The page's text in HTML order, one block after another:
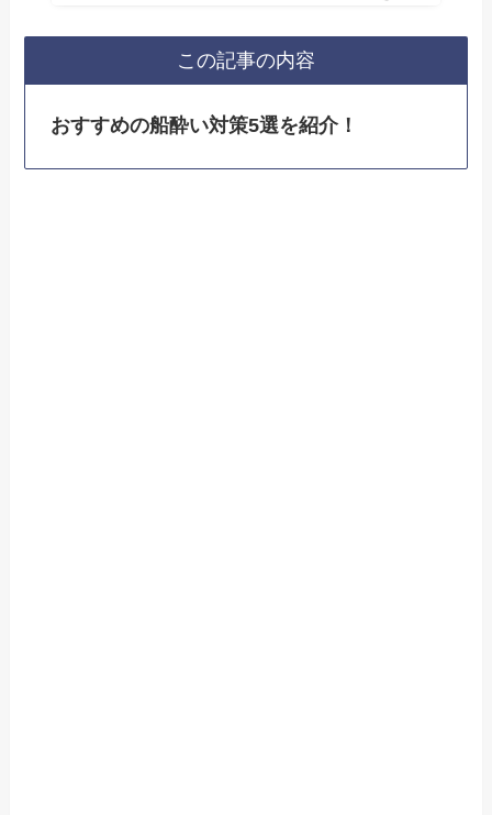
この記事の内容
おすすめの船酔い対策5選を紹介！